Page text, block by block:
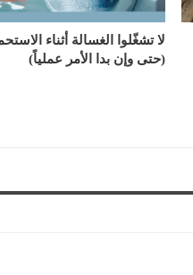
لا تشغّلوا الغسالة أثناء
(حتى وإن بدا الأمر عملياً)